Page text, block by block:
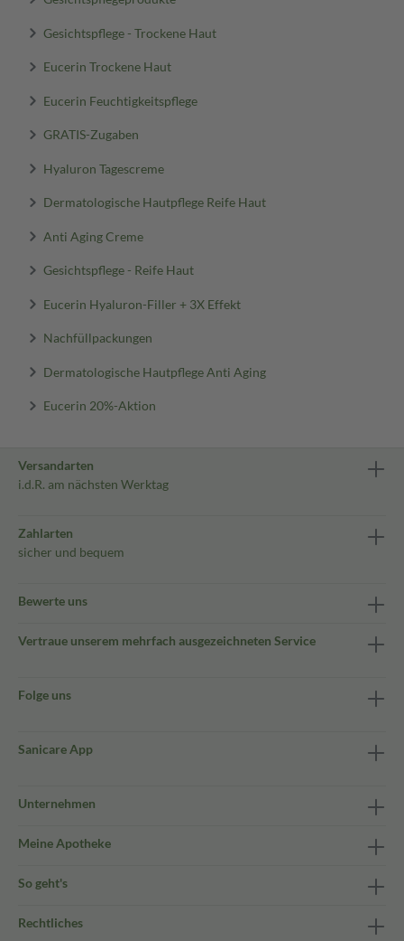
Gesichtspflege - Trockene Haut
Eucerin Trockene Haut
Eucerin Feuchtigkeitspflege
GRATIS-Zugaben
Hyaluron Tagescreme
Dermatologische Hautpflege Reife Haut
Anti Aging Creme
Gesichtspflege - Reife Haut
Eucerin Hyaluron-Filler + 3X Effekt
Nachfüllpackungen
Dermatologische Hautpflege Anti Aging
Eucerin 20%-Aktion
Versandarten
i.d.R. am nächsten Werktag
Zahlarten
sicher und bequem
Bewerte uns
Vertraue unserem mehrfach ausgezeichneten Service
Folge uns
Sanicare App
Unternehmen
Meine Apotheke
So geht's
Rechtliches